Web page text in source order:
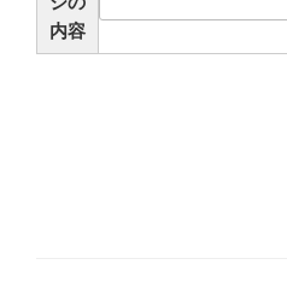
内容